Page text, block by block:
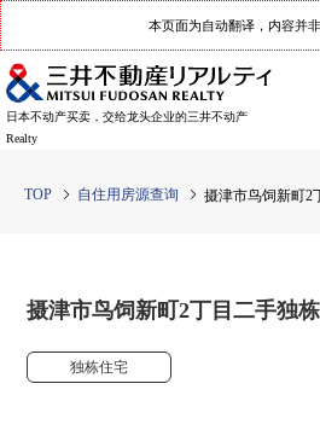
本页面为自动翻译，内容并非
日本不动产买卖，交给龙头企业的三井不动产
Realty
TOP 自住用房源查询 摄津市鸟饲新町2
摄津市鸟饲新町2丁目二手独
独栋住宅